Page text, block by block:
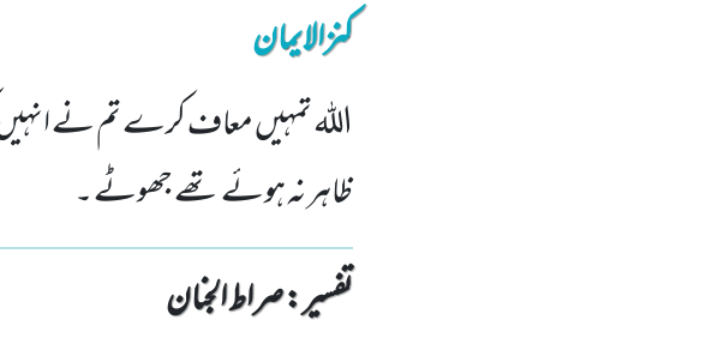
کنزالایمان
اللہ تمہیں معاف کرے تم نے
ظاہر نہ ہوئے تھے جھوٹے ۔
تفسیر : ‎صراط الجنان